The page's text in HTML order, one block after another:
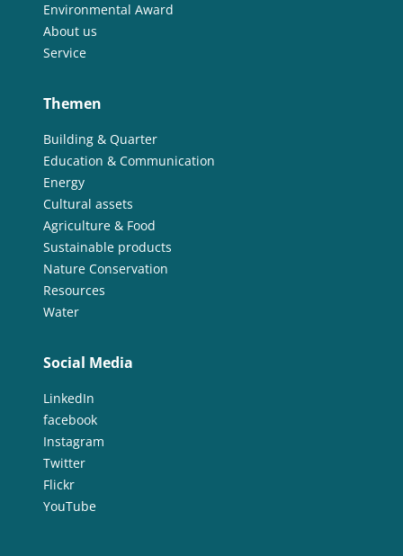
Environmental Award
About us
Service
Themen
Building & Quarter
Education & Communication
Energy
Cultural assets
Agriculture & Food
Sustainable products
Nature Conservation
Resources
Water
Social Media
LinkedIn
facebook
Instagram
Twitter
Flickr
YouTube